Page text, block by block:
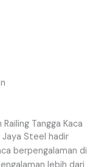
Tangga Kaca
Jaya Steel hadir
berpengalaman di
lebih dari